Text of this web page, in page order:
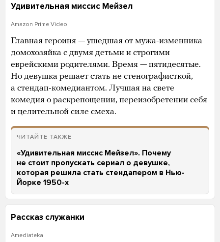
Удивительная миссис Мейзел
Amazon Prime Video
Главная героиня — ушедшая от мужа-изменника
домохозяйка с двумя детьми и строгими
еврейскими родителями. Время — пятидесятые.
Но девушка решает стать не стенографисткой,
а стендап-комедиантом. Лучшая на свете
комедия о раскрепощении, переизобретении себя
и целительной силе смеха.
ЧИТАЙТЕ ТАКЖЕ
«Удивительная миссис Мейзел». Почему
не стоит пропускать сериал о девушке,
которая решила стать стендапером в Нью-
Йорке 1950-х
Рассказ служанки
Amediateka